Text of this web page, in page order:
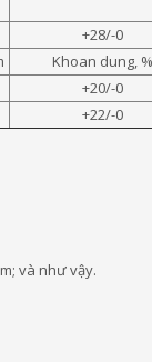
+28/-0
Khoan dung, %
+20/-0
+22/-0
và như vậy.